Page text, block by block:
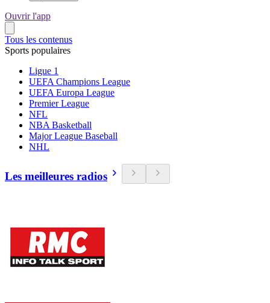
Ouvrir l'app
Tous les contenus
Sports populaires
Ligue 1
UEFA Champions League
UEFA Europa League
Premier League
NFL
NBA Basketball
Major League Baseball
NHL
Les meilleures radios